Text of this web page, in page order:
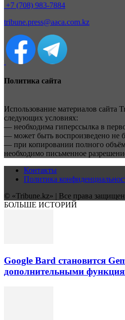
+7 (708) 983-7884
tribune.press@aaca.com.kz
Политика сайта
Использование материалов сайта
следующих условиях:
— необходима гиперссылка в
— может быть воспроизведено не
— при копировании полного
необходимо письменное
Контакты
Политика
© «Tribune.kz» | Все права
БОЛЬШЕ ИСТОРИЙ
Google Bard становится
дополнительными